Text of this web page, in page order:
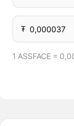
₮
1 ASSFACE =